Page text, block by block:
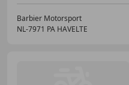
Barbier Motorsport
NL-7971 PA HAVELTE